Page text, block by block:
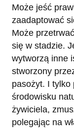
Może jeść
zaadaptować
Może
się w stadzie.
wytworzą inne
stworzony
pasożyt. I tylko
środowisku
żywiciela,
polegając na